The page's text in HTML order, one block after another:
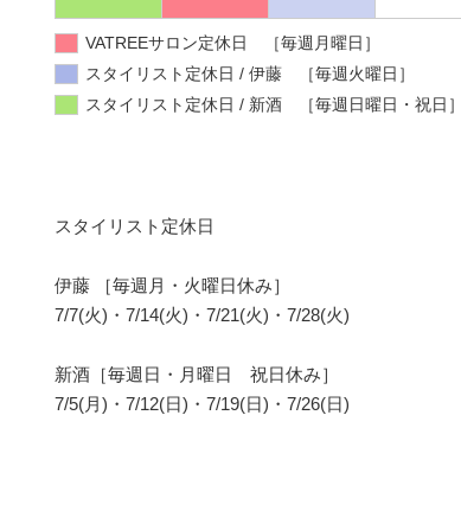
VATREEサロン定休日 ［毎週月曜日］
スタイリスト定休日 / 伊藤 ［毎週火曜日］
スタイリスト定休日 / 新酒 ［毎週日曜日・祝日］
スタイリスト定休日
伊藤 ［毎週月・火曜日休み］
7/7(火)・7/14(火)・7/21(火)・7/28(火)
新酒［毎週日・月曜日 祝日休み］
7/5(月)・7/12(日)・7/19(日)・7/26(日)